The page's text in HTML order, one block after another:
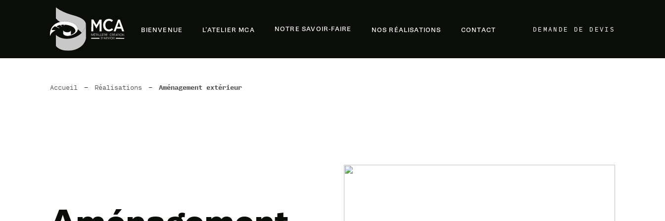
BIENVENUE L’ATELIER MCA NOTRE SAVOIR-FAIRE NOS RÉALISATIONS CONTACT DEMANDE DE DEVIS
Accueil - Réalisations - Aménagement extérieur